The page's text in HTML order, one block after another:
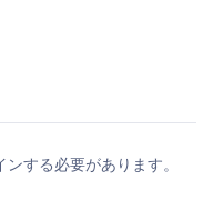
する必要があります。